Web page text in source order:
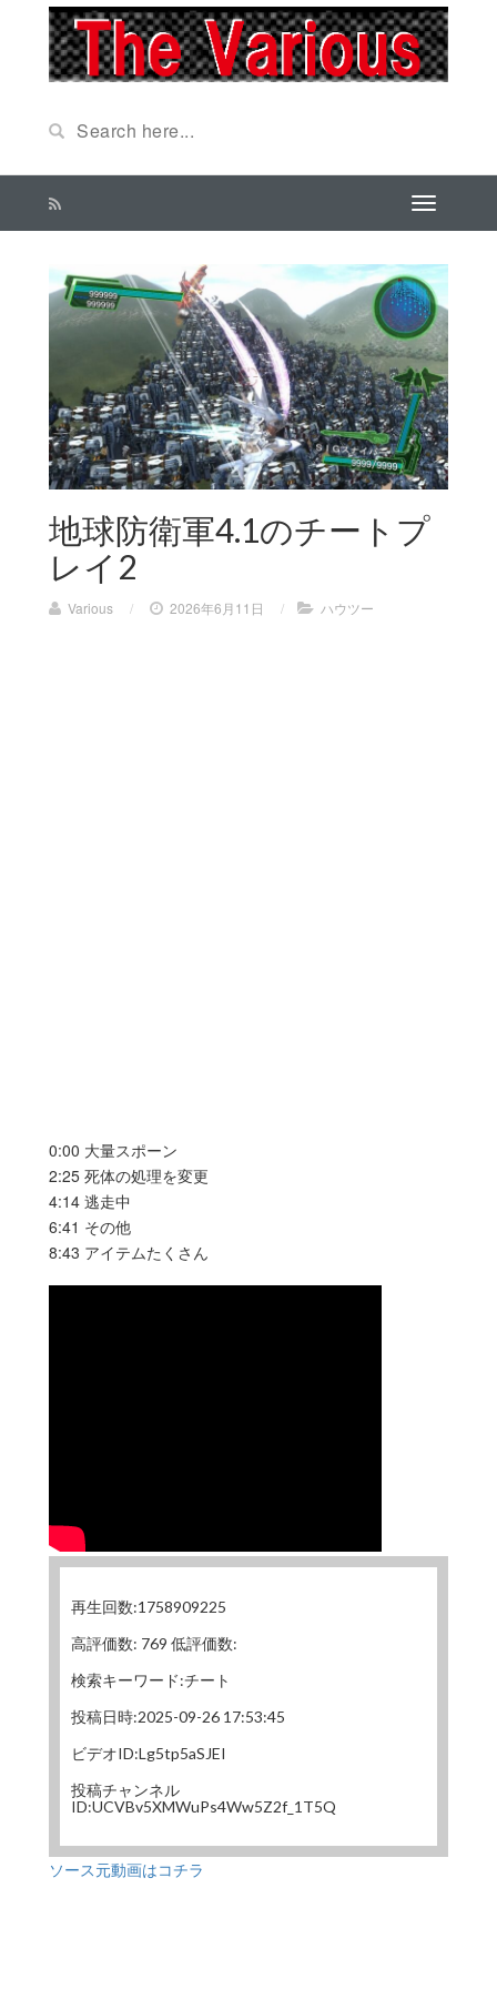
地球防衛軍4.1のチートプ
レイ2
Various / 2026年6月11日 / ハウツー
0:00 大量スポーン
2:25 死体の処理を変更
4:14 逃走中
6:41 その他
8:43 アイテムたくさん
再生回数:1758909225
高評価数: 769 低評価数:
検索キーワード:チート
投稿日時:2025-09-26 17:53:45
ビデオID:Lg5tp5aSJEI
投稿チャンネル
ID:UCVBv5XMWuPs4Ww5Z2f_1T5Q
ソース元動画はコチラ